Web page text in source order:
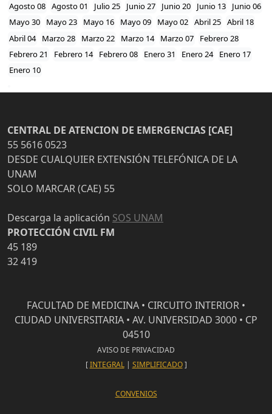
Agosto 08 Agosto 01 Julio 25 Junio 27 Junio 20 Junio 13
Junio 06
Mayo 30
Mayo 23 Mayo 16 Mayo 09 Mayo 02 Abril 25 Abril 18
Abril 04
Marzo 28 Marzo 22 Marzo 14 Marzo 07
Febrero 28
Febrero 21
Febrero 14 Febrero 08 Enero 31 Enero 24
Enero 17
Enero 10
CENTRAL DE ATENCION DE EMERGENCIAS [CAE]
55 5616 0523
DESDE CUALQUIER EXTENSIÓN TELEFÓNICA DE LA
UNAM
SOLO MARCAR (CAE) 55
Descarga la aplicación SOS UNAM
PROTECCIÓN CIVIL FM
45 189
32 419
FACULTAD DE MEDICINA • CIRCUITO INTERIOR •
CIUDAD UNIVERSITARIA • AV. UNIVERSIDAD 3000 • CP
04510
AVISO DE PRIVACIDAD
[INTEGRAL| SIMPLIFICADO]
CONVENIOS